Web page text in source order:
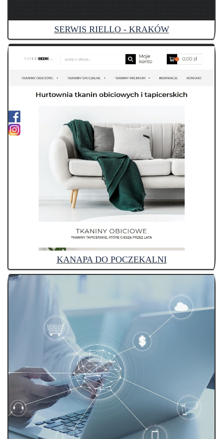
SERWIS RIELLO - KRAKÓW
KANAPA DO POCZEKALNI